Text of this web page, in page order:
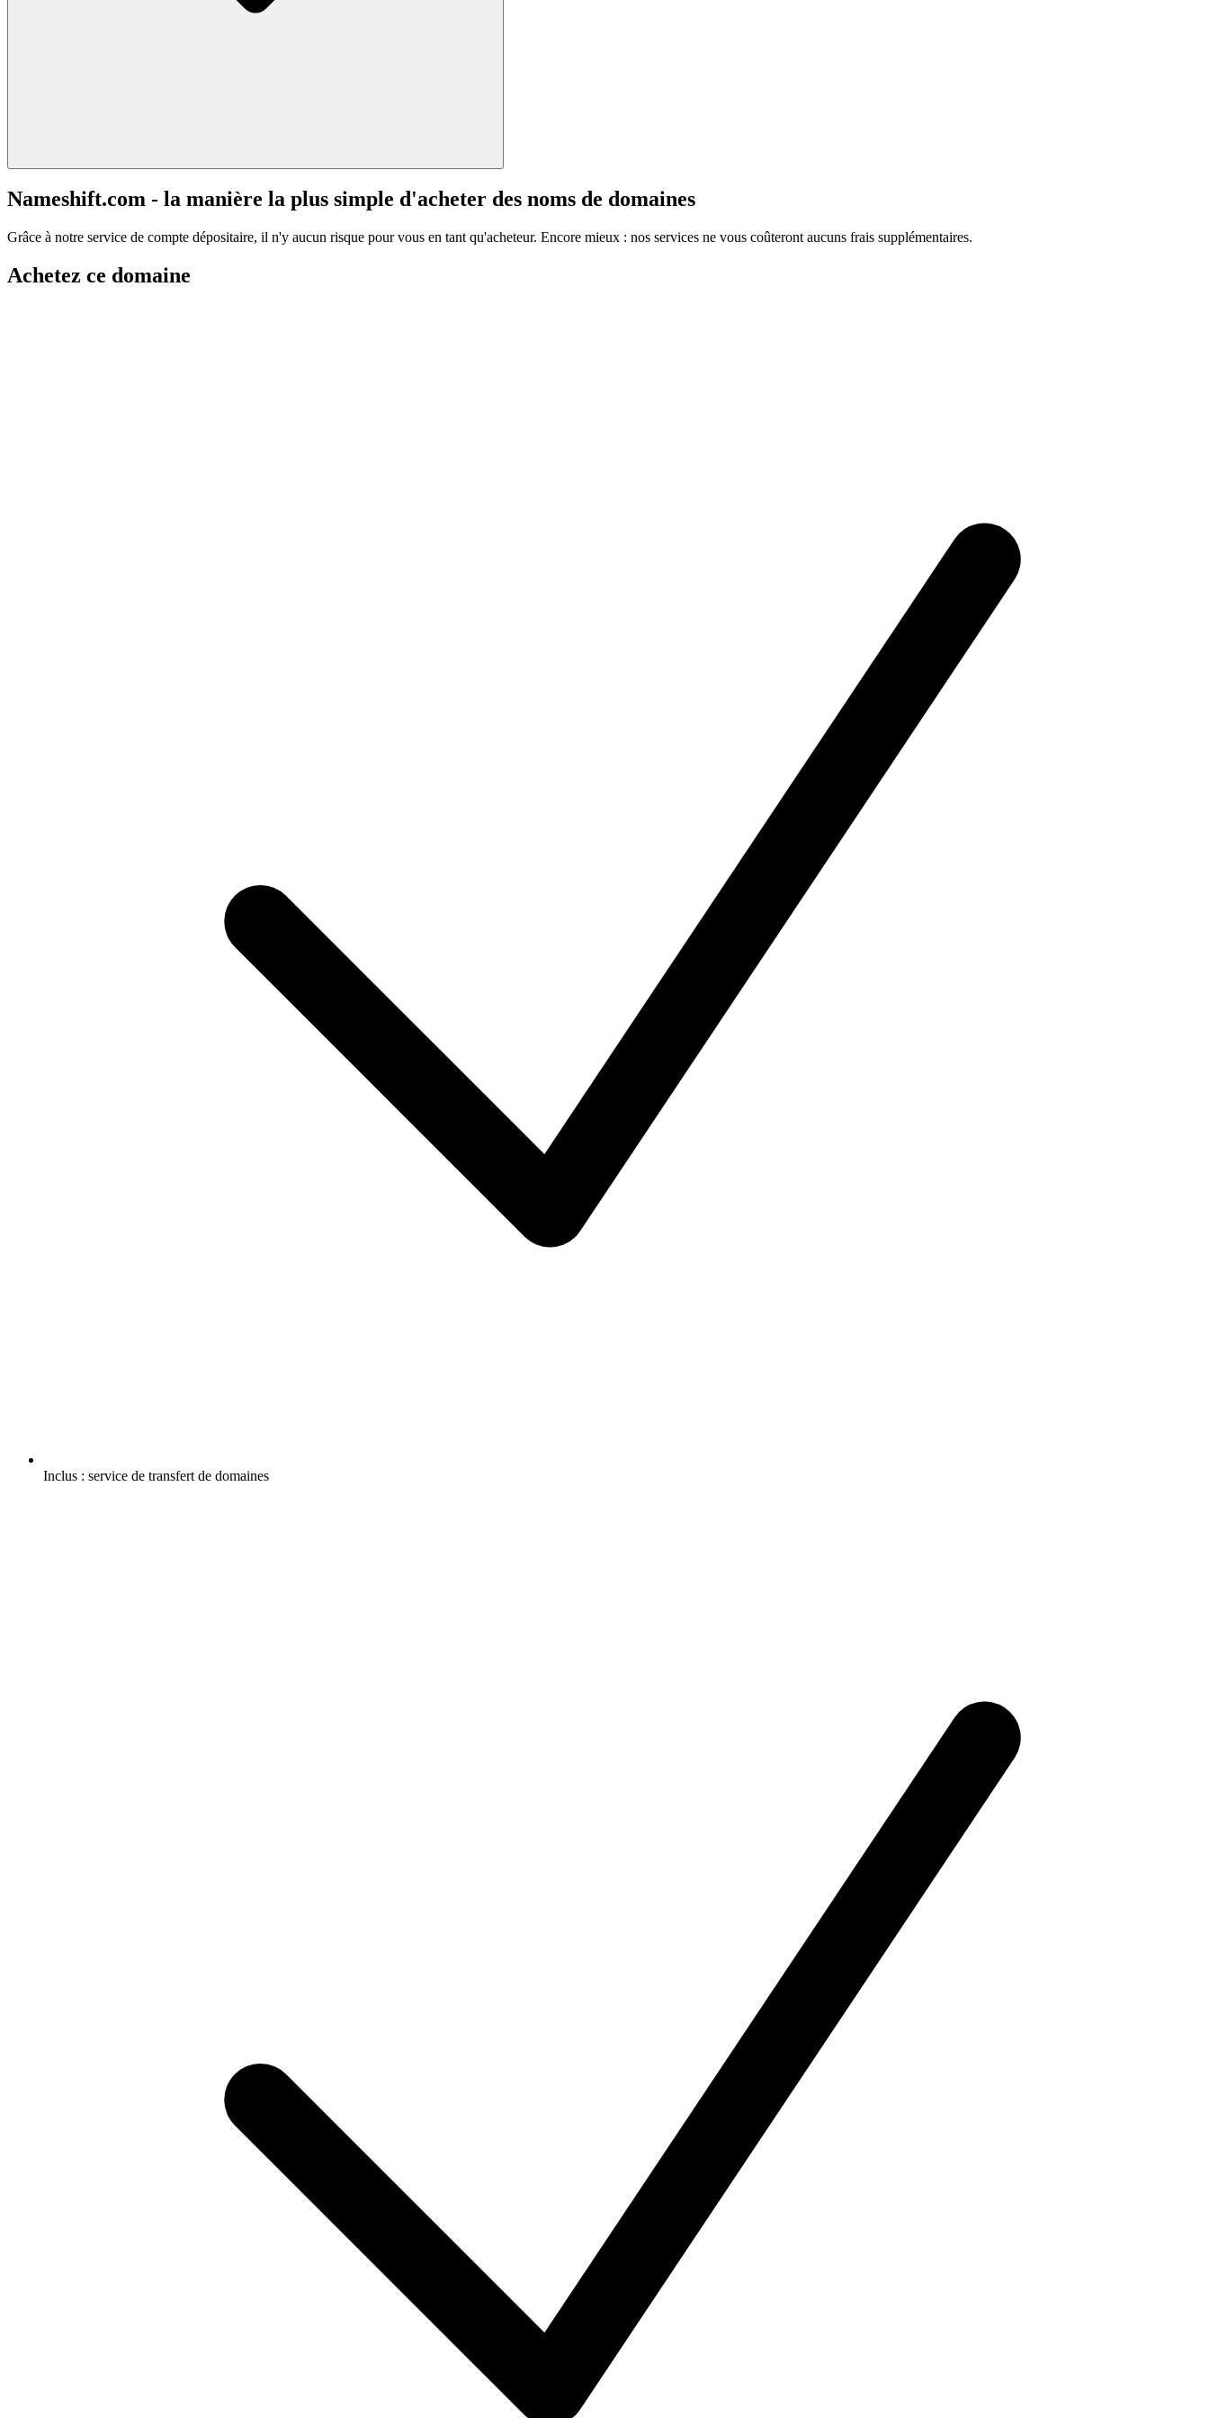
Nameshift.com - la manière la plus simple d'acheter des noms de domaines
Grâce à notre service de compte dépositaire, il n'y aucun risque pour vous en tant qu'acheteur. Encore mieux : nos services ne vous coûteront aucuns frais supplémentaires.
Achetez ce domaine
Inclus : service de transfert de domaines